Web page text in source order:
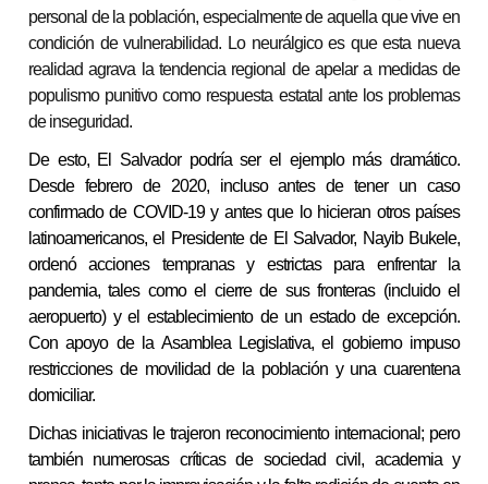
personal de la población, especialmente de aquella que vive en
condición de vulnerabilidad. Lo neurálgico es que esta nueva
realidad agrava la tendencia regional de apelar a medidas de
populismo punitivo como respuesta estatal ante los problemas
de inseguridad.
De esto, El Salvador podría ser el ejemplo más dramático.
Desde febrero de 2020, incluso antes de tener un caso
confirmado de COVID-19 y antes que lo hicieran otros países
latinoamericanos, el Presidente de El Salvador, Nayib Bukele,
ordenó acciones tempranas y estrictas para enfrentar la
pandemia, tales como el cierre de sus fronteras (incluido el
aeropuerto) y el establecimiento de un estado de excepción.
Con apoyo de la Asamblea Legislativa, el gobierno impuso
restricciones de movilidad de la población y una cuarentena
domiciliar.
Dichas iniciativas le trajeron reconocimiento internacional; pero
también numerosas críticas de sociedad civil, academia y